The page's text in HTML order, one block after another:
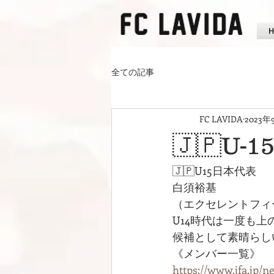
全ての記事
🇯🇵U-15
FC LAVIDA 2023
🇯🇵U15日本代表
白須裕基
（エクセレントフ
U14時代は一度も上
候補として素晴ら
《メンバー一覧》
https://www.jfa.jp/